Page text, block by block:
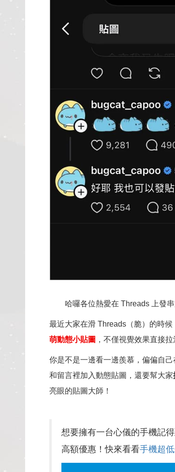
哈囉各位熱愛在 Threads 上發串
最近大家在滑 Threads（脆）的時
萌動態小貼圖 ，不僅視覺效果直接
你是不是一邊看一邊羨慕，偏偏自
和留言裡加入動態貼圖，還要幫大家
亮眼的貼圖大師！
想要擁有一台心儀的手機記
高額優惠！快來看看手機超